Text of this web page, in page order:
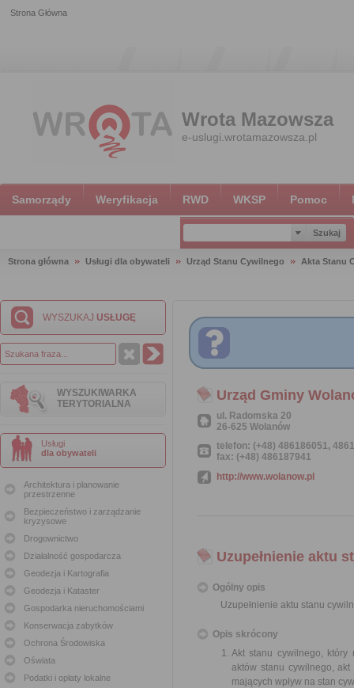
Strona Główna
Wrota Mazowsza
e-uslugi.wrotamazowsza.pl
Samorządy Weryfikacja RWD WKSP Pomoc
Strona główna Usługi dla obywateli Urząd Stanu Cywilnego Akta Stanu
WYSZUKAJ USŁUGĘ
WYSZUKIWARKA
TERYTORIALNA
Usługi
dla obywateli
Architektura i planowanie
przestrzenne
Bezpieczeństwo i zarządzanie
kryzysowe
Drogownictwo
Działalność gospodarcza
Geodezja i Kartografia
Geodezja i Kataster
Gospodarka nieruchomościami
Konserwacja zabytków
Ochrona Środowiska
Oświata
Podatki i opłaty lokalne
Urząd Gminy
ul. Radomska 20
26-625 Wolanów
telefon: (+48) 486186051,
fax: (+48) 486187941
http://www.wolanow.pl
Uzupełnienie aktu
Ogólny opis
Uzupełnienie aktu stanu
Opis skrócony
Akt stanu cywilnego, który
aktów stanu cywilnego,
mających wpływ na stan